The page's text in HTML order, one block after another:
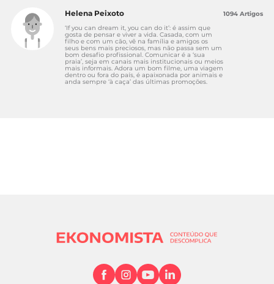
Helena Peixoto
‘If you can dream it, you can do it’: é assim que
gosta de pensar e viver a vida. Casada, com um
filho e com um cão, vê na família e amigos os
seus bens mais preciosos, mas não passa sem um
bom desafio profissional. Comunicar é a ‘sua
praia’, seja em canais mais institucionais ou meios
mais informais. Adora um bom filme, uma viagem
dentro ou fora do país, é apaixonada por animais e
anda sempre ‘à caça’ das últimas promoções.
1094 Artigos